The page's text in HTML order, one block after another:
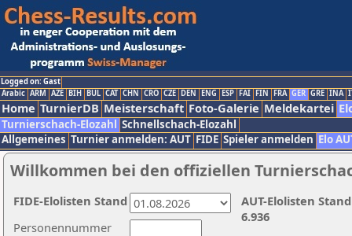
Logged on: Gast
Arabic ARM AZE BIH BUL CAT CHN CRO CZE DEN ENG ESP FAI FIN FRA GER GRE INA
Home TurnierDB Meisterschaft Foto-Galerie Meldekartei
Turnierschach-Elozahl Schnellschach-Elozahl
Allgemeines Turnier anmelden: AUT FIDE Spieler anmelden Elo
Willkommen bei den offiziellen
Personennummer
AUT-Elolisten
6.936
FIDE-Elolisten Stand